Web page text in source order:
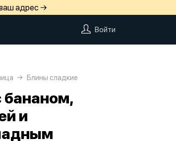
адрес →
Войти
Блины сладкие
бананом,
и